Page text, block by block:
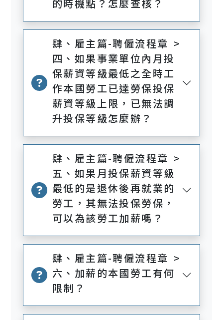
的時機點？怎麼查核？
肆、雇主篇-聘僱流程章 >
四、如果事業單位內月投
保薪資等級最低之全時工
作本國勞工已達勞保投保
薪資等級上限，已無法調
升投保等級怎麼辦？
肆、雇主篇-聘僱流程章 >
五、如果月投保薪資等級
最低的是退休後再就業的
勞工，其無法投保勞保，
可以為該勞工加薪嗎？
肆、雇主篇-聘僱流程章 >
六、加薪的本國勞工有何
限制？